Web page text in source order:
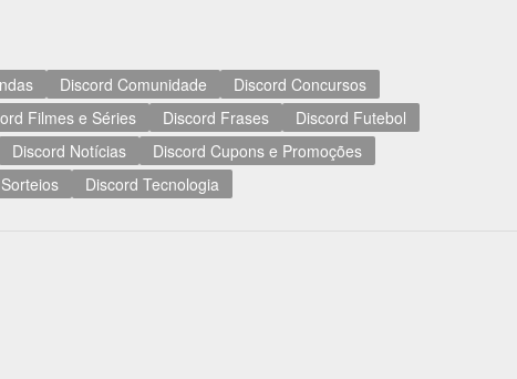
Discord Comunidade
Discord Concursos
Filmes e Séries Discord Frases
Discord Futebol
Discord Notícias
Discord Cupons e Promoções
Discord Tecnologia